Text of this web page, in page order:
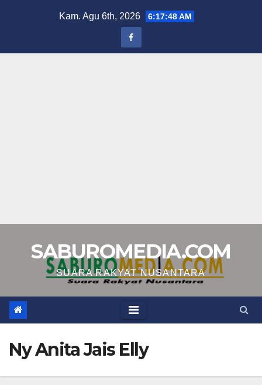
Kam. Agu 6th, 2026 6:17:49 AM
SABUROMEDIA.COM
SUARA RAKYAT NUSANTARA
Ny Anita Jais Elly